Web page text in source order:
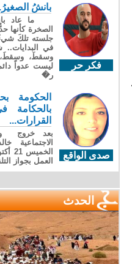
فكر حر
بانشُ
ما عاد
الصخرة كأنها
جلسته تلكَ
في
وسقطَ،
ليست عدواً
ر�
صدى الواقع
الحكومة
بالحكامة
القرارات...
بعد خروج
الاجتماعية
العمل بجواز
الحدث